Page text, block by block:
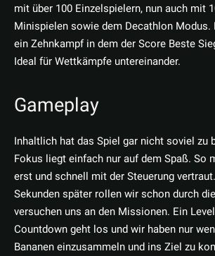
mit über 100 Einzelspielern, nun auch mit
Minispielen sowie dem Decathlon
ein Zehnkampf in dem der Score Beste
Ideal für Wettkämpfe untereinander.
Gameplay
Inhaltlich hat das Spiel gar nicht soviel zu
Fokus liegt einfach nur auf dem Spaß. So
erst und schnell mit der Steuerung
Sekunden später rollen wir schon durch
versuchen uns an den Missionen. Ein
Countdown geht los und wir haben nur
Bananen einzusammeln und ins Ziel zu